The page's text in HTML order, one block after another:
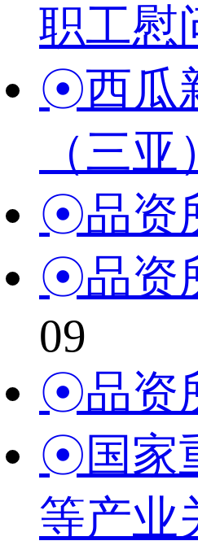
职工慰
☉西瓜
（三
☉品资
☉品资
09
☉品资
☉国家
等产业